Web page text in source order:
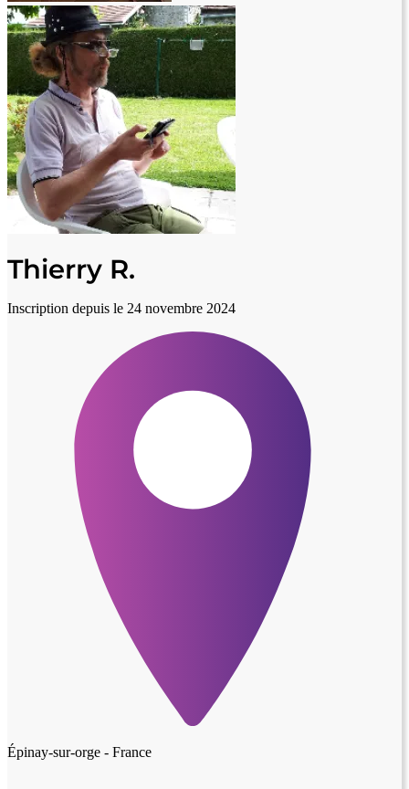
Thierry R.
Inscription depuis le 24 novembre 2024
Épinay-sur-orge - France